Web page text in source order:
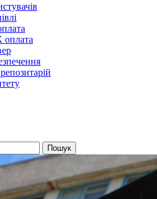
Пошук